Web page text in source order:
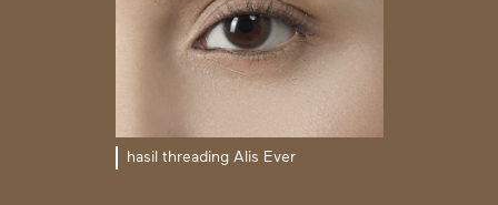
hasil threading Alis Ever